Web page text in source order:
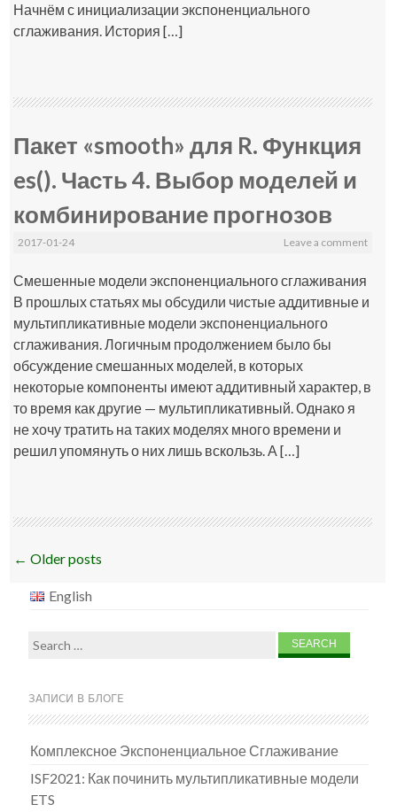
Начнём с инициализации экспоненциального
сглаживания. История […]
Пакет «smooth» для R. Функция
es(). Часть 4. Выбор моделей и
комбинирование прогнозов
2017-01-24 Leave a comment
Смешенные модели экспоненциального сглаживания
В прошлых статьях мы обсудили чистые аддитивные и
мультипликативные модели экспоненциального
сглаживания. Логичным продолжением было бы
обсуждение смешанных моделей, в которых
некоторые компоненты имеют аддитивный характер, в
то время как другие — мультипликативный. Однако я
не хочу тратить на таких моделях много времени и
решил упомянуть о них лишь вскользь. А […]
Post
← Older posts
English
Search
ЗАПИСИ В БЛОГЕ
Комплексное Экспоненциальное Сглаживание
ISF2021: Как починить мультипликативные модели
ETS